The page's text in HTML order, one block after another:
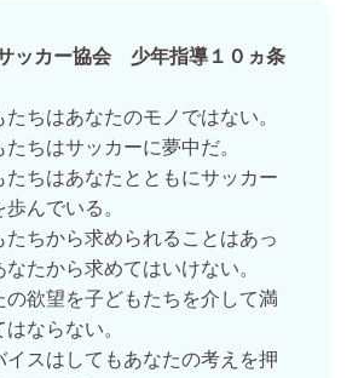
ッカー協会 少年指導１０ヵ条
たちはあなたのモノではない。
たちはサッカーに夢中だ。
たちはあなたとともにサッカー
歩んでいる。
たちから求められることはあっ
なたから求めてはいけない。
の欲望を子どもたちを介して満
はならない。
イスはしてもあなたの考えを押